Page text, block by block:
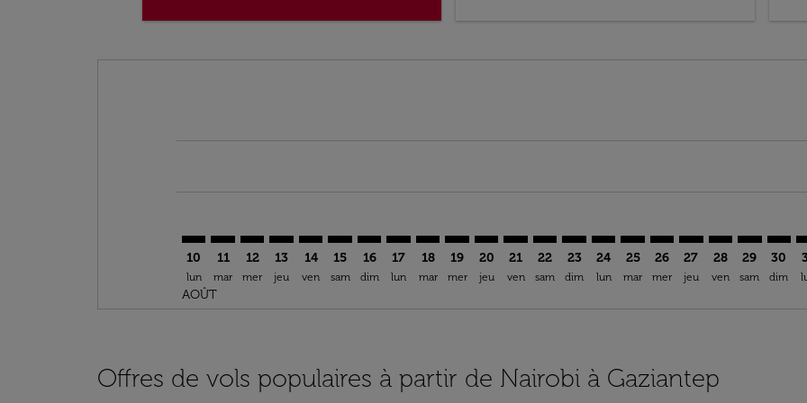
10
lun
AOÛT
11
mar
12
mer
13
jeu
14
ven
15
sam
16
dim
17
lun
18
mar
NBO–GZT: cmp-view-offers-disclaimer. Trouver des
19
mer
NBO–GZT: cmp-view-offers-disclaimer. Trouver
20
jeu
NBO–GZT: cmp-view-offers-disclaimer.
21
ven
NBO–GZT: cmp-view-offers-disclaimer.
22
sam
NBO–GZT: cmp-view-offers-
23
dim
NBO–GZT: cmp-view-offers-
24
lun
NBO–GZT: cmp-view-
25
mar
NBO–GZT: cmp-view-
26
mer
NBO–GZT: cmp-
27
jeu
NBO–GZT:
28
ven
29
sam
30
dim
Offres de vols populaires à partir de Nairobi à Gaziantep